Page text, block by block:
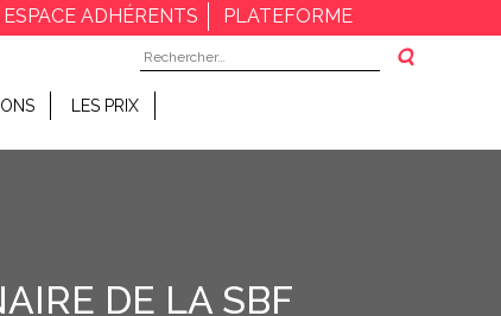
ESPACE ADHÉRENTS
PLATEFORME
Rechercher :
LES PRIX
DE LA SBF